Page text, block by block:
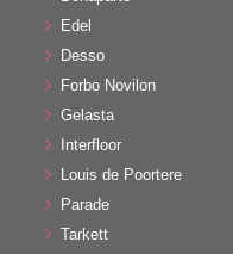
Edel
Desso
Forbo Novilon
Gelasta
Interfloor
Louis de Poortere
Parade
Tarkett